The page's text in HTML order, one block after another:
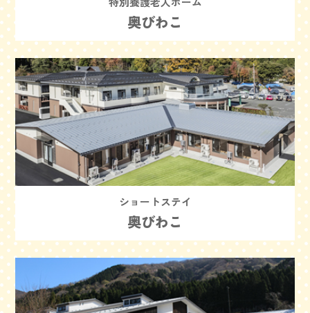
奥びわこ
ショートステイ
奥びわこ